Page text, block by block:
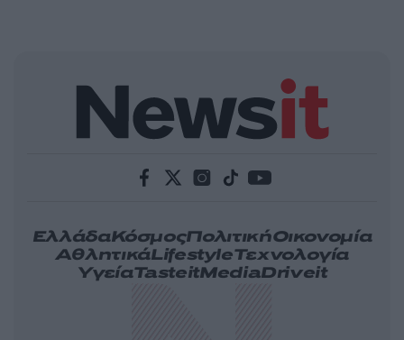
ΕλλάδαΚόσμοςΠολιτικήΟικονομία
ΑθλητικάLifestyleΤεχνολογία
ΥγείαTasteitMediaDriveit